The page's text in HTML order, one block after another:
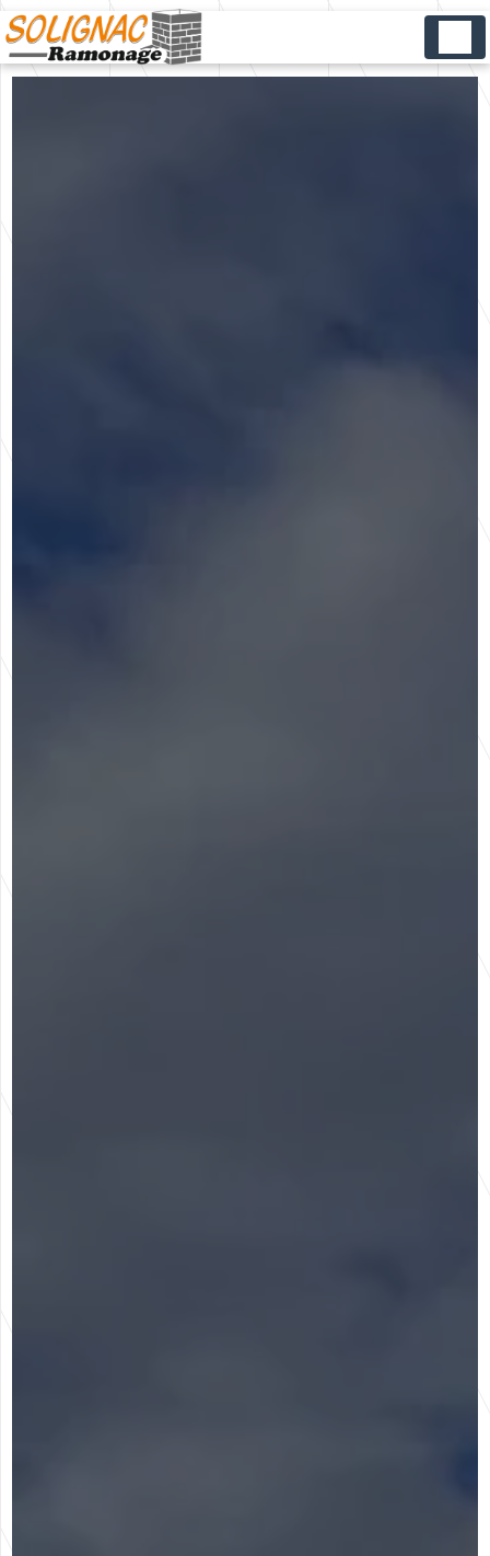
Panneau de gestion des cookies